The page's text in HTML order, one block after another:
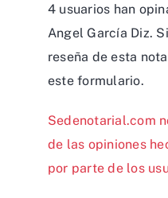
4 usuarios han
Angel García Diz.
reseña de esta
este formulario.
Sedenotarial.com
de las opiniones
por parte de los